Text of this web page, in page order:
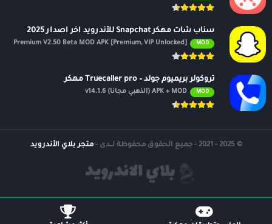
سناب شات مهكر Snapchat للأندرويد اخر اصدار 2025
MOD
Premium V2.50 Beta MOD APK [Premium, VIP Unlocked]
تروكولر بريميوم جولد – Truecaller pro مهكر
MOD APK + MOD (الذهبي مجانًا) v14.1.6
© 2025 - 2021 - جميع الحقوق محفوظة لــدى - متجر بلاي الأندرويد